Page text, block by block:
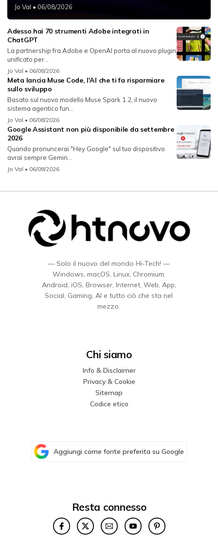
Jo Val • 06/08/2026
Adesso hai 70 strumenti Adobe integrati in
ChatGPT
La partnership fra Adobe e OpenAI porta al nuovo plugin
unificato per...
Jo Val • 06/08/2026
Meta lancia Muse Code, l'AI che ti fa risparmiare
sullo sviluppo
Basato sul nuovo modello Muse Spark 1.2, il nuovo
sistema agentico fun...
Jo Val • 06/08/2026
Google Assistant non più disponibile da settembre
2026
Quando pronuncerai "Hey Google" sul tuo dispositivo
avrai sempre Gemin...
Jo Val • 06/08/2026
— Solo il nuovo del mondo Hi-Tech! —
Windows, macOS, Linux, Chromium,
Android, iOS, Browser, Internet, Web, App,
Social, Gaming, AI e tutto ciò che sta nel
mezzo.
Chi siamo
Info & Disclaimer
Privacy & Cookie
Sitemap
Codice etico
Aggiungi come fonte preferita su Google
Resta connesso